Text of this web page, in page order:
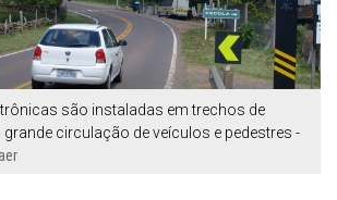
são instaladas em trechos de
circulação de veículos e pedestres -